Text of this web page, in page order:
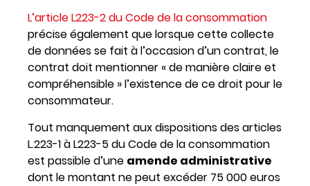
L’article L223-2 du Code de la consommation
précise également que lorsque cette collecte
de données se fait à l’occasion d’un contrat, le
contrat doit mentionner « de manière claire et
compréhensible » l’existence de ce droit pour le
consommateur.
Tout manquement aux dispositions des articles
L.223-1 à L223-5 du Code de la consommation
est passible d’une amende administrative
dont le montant ne peut excéder 75 000 euros